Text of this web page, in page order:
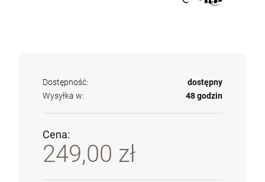
Dostępność:
dostępny
Wysyłka w:
48 godzin
Cena:
249,00 zł